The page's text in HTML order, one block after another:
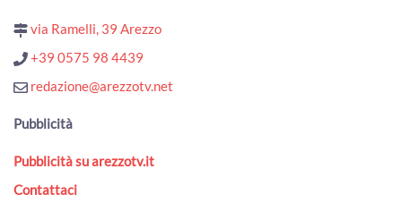
00:01:38 - Venerdì, 31 Luglio 2026
Truffe ed estorsioni a 1.200 anziane con le vendite porta
a porta: vittima anche ad Arezzo
Cocaina ed eroina nello zaino, scatta l'arresto per un
via Ramelli, 39 Arezzo
+39 0575 98 4439
redazione@arezzotv.net
Pubblicità
Pubblicità su arezzotv.it
Contattaci